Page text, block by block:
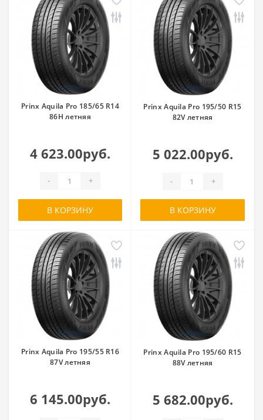
Prinx Aquila Pro 185/65 R14
86H летняя
4 623.00руб.
- +
В КОРЗИНУ
Prinx Aquila Pro 195/50 R15
82V летняя
5 022.00руб.
- +
В КОРЗИНУ
Prinx Aquila Pro 195/55 R16
87V летняя
6 145.00руб.
Prinx Aquila Pro 195/60 R15
88V летняя
5 682.00руб.